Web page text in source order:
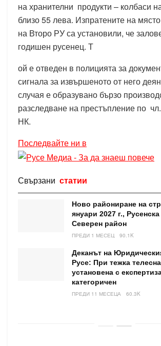
на хранителни продукти – колбаси
близо 55 лева. Изпратените на
на Второ РУ са установили, че
годишен русенец. Т
ой е отведен в полицията за
сигнала за извършеното от него
случая е образувано бързо
разследване на престъпление по
НК.
Последвайте ни в
Свързани статии
Ново райониране на
януари 2027 г.,
Северен район
ПРЕДИ 1 МЕСЕЦ 90.1K
Деканът на
Русе: При тежка
установена с
категоричен
ПРЕДИ 11 МЕСЕЦА 60.3K